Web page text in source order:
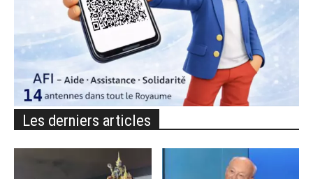
Les derniers articles